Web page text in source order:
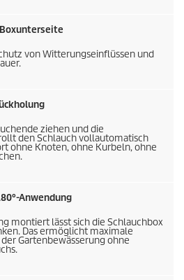
von Witterungseinflüssen und
ziehen und die
den Schlauch vollautomatisch
ohne Knoten, ohne Kurbeln, ohne
Anwendung
montiert lässt sich die Schlauchbox
Das ermöglicht maximale
Gartenbewässerung ohne